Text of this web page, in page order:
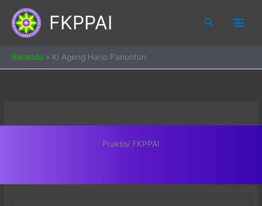
content
FKPPAI Search
Beranda » Ki Ageng Harjo Panuntun
Praktisi FKPPAI